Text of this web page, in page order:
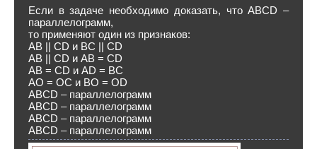
Если в задаче необходимо доказать, что АВСD –
параллелограмм,
то применяют один из признаков:
АВ || СD и ВС || СD
АВ || СD и АВ = СD
АВ = СD и АD = ВС
АО = ОС и ВО = ОD
АВСD – параллелограмм
АВСD – параллелограмм
АВСD – параллелограмм
АВСD – параллелограмм